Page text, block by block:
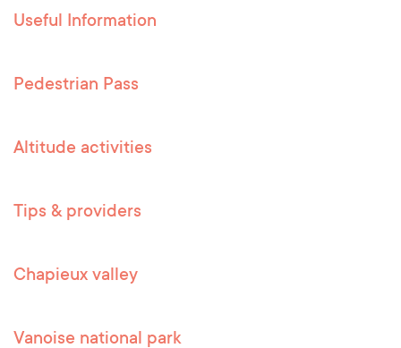
Useful Information
Pedestrian Pass
Altitude activities
Tips & providers
Chapieux valley
Vanoise national park